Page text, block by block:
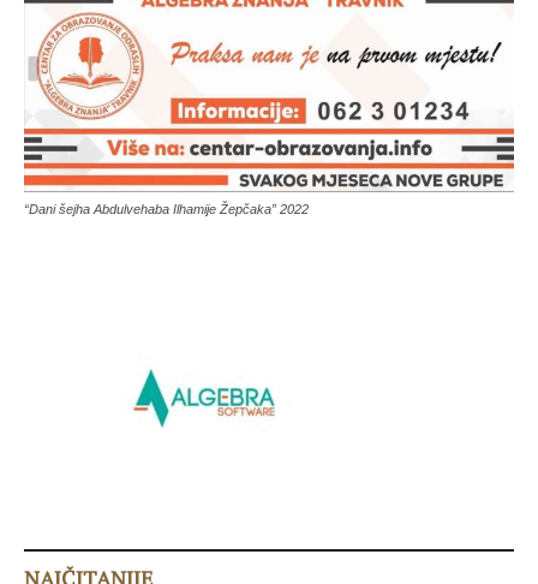
“Dani šejha Abdulvehaba Ilhamije Žepčaka” 2022
NAJČITANIJE